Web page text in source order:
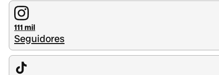
111 mil
Seguidores